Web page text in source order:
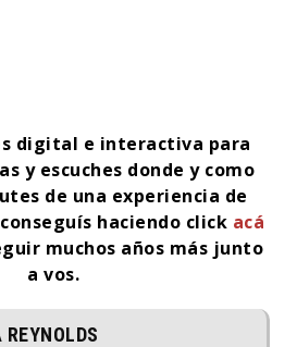
digital e interactiva para
y escuches donde y como
de una experiencia de
haciendo click acá
muchos años más junto
a vos.